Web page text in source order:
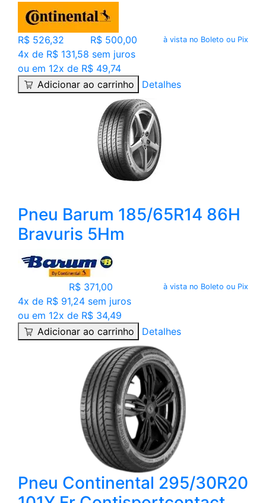
R$ 526,32 R$ 500,00 à vista no Boleto ou Pix
4x de R$ 131,58 sem juros
ou em 12x de R$ 49,74
Adicionar ao carrinho
Detalhes
Pneu Barum 185/65R14 86H
Bravuris 5Hm
R$ 371,00 à vista no Boleto ou Pix
4x de R$ 91,24 sem juros
ou em 12x de R$ 34,49
Adicionar ao carrinho
Detalhes
Pneu Continental 295/30R20